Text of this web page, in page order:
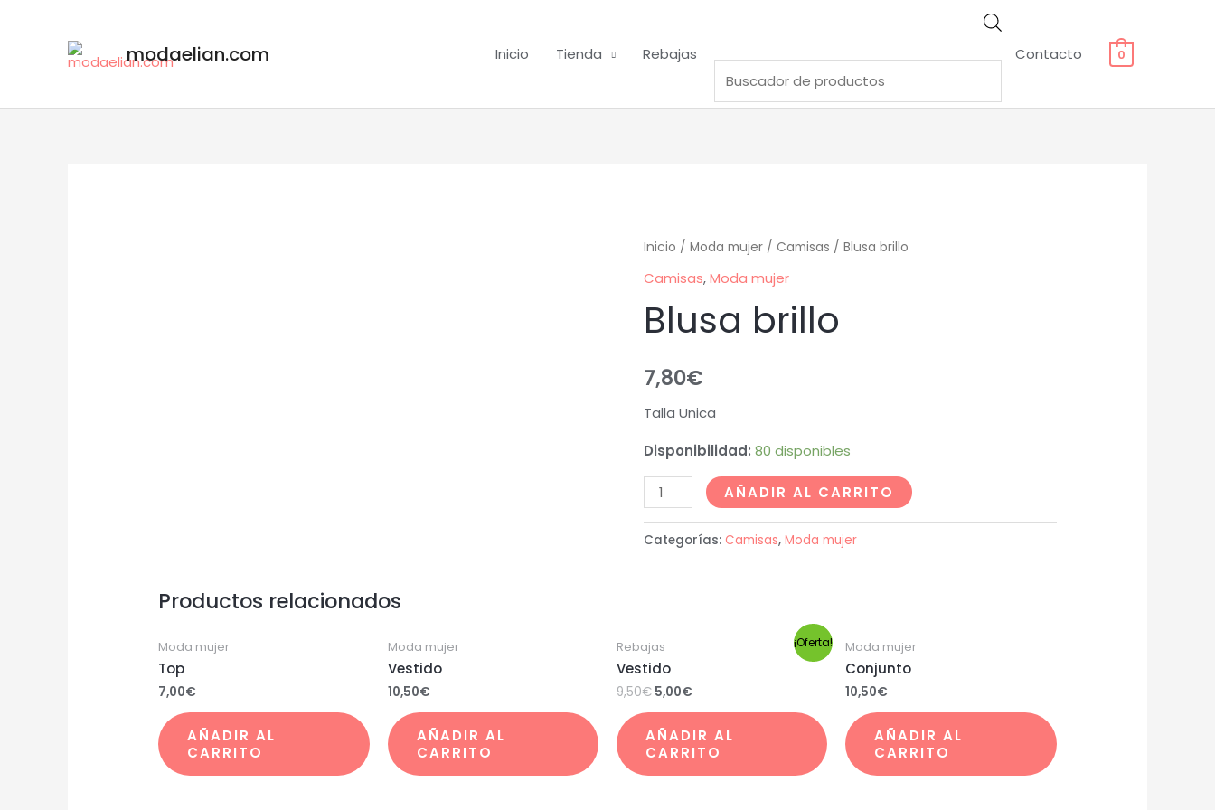
modaelian.com Inicio Tienda Rebajas Contacto 0
Inicio / Moda mujer/ Camisas / Blusa brillo
Camisas,Moda mujer
Blusa brillo
7,80€
Talla Unica
Disponibilidad: 80 disponibles
AÑADIR AL CARRITO
Categorías: Camisas, Moda mujer
Productos relacionados
Moda mujer
Top
7,00€
AÑADIR AL
CARRITO
Moda mujer
Vestido
10,50€
AÑADIR AL
CARRITO
¡Oferta!
Rebajas
Vestido
9,50€ 5,00€
AÑADIR AL
CARRITO
Moda mujer
Conjunto
10,50€
AÑADIR AL
CARRITO